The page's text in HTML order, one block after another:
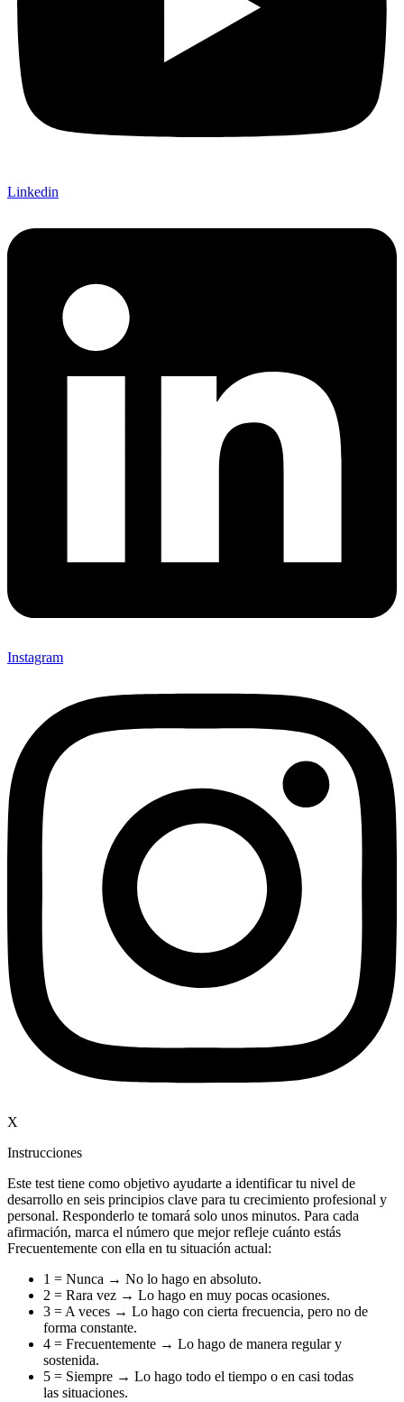
Linkedin
Instagram
X
Instrucciones
Este test tiene como objetivo ayudarte a identificar tu nivel de
desarrollo en seis principios clave para tu crecimiento profesional y
personal. Responderlo te tomará solo unos minutos. Para cada
afirmación, marca el número que mejor refleje cuánto estás
Frecuentemente con ella en tu situación actual:
1 = Nunca → No lo hago en absoluto.
2 = Rara vez → Lo hago en muy pocas ocasiones.
3 = A veces → Lo hago con cierta frecuencia, pero no de
forma constante.
4 = Frecuentemente → Lo hago de manera regular y
sostenida.
5 = Siempre → Lo hago todo el tiempo o en casi todas
las situaciones.